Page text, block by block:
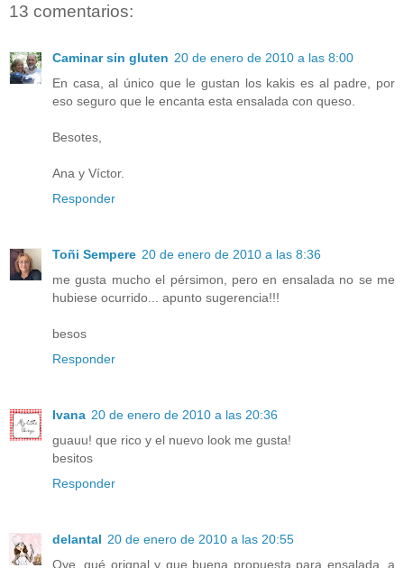
13 comentarios:
Caminar sin gluten 20 de enero de 2010 a las 8:00
En casa, al único que le gustan los kakis es al padre, por
eso seguro que le encanta esta ensalada con queso.
Besotes,
Ana y Víctor.
Responder
Toñi Sempere 20 de enero de 2010 a las 8:36
me gusta mucho el pérsimon, pero en ensalada no se me
hubiese ocurrido... apunto sugerencia!!!
besos
Responder
Ivana 20 de enero de 2010 a las 20:36
guauu! que rico y el nuevo look me gusta!
besitos
Responder
delantal 20 de enero de 2010 a las 20:55
Oye, qué orignal y que buena propuesta para ensalada, a